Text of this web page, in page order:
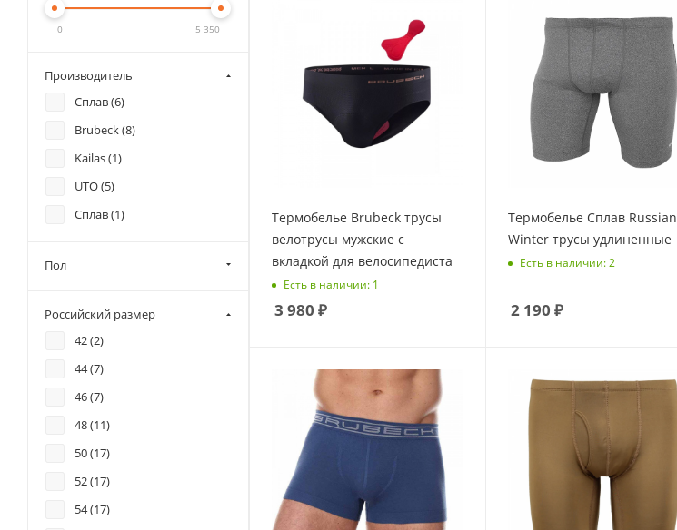
Термобелье Brubeck трусы
велотрусы мужские с
вкладкой для велосипедиста
Есть в наличии: 1
3 980 ₽
Термобелье Сплав Russian
Winter трусы удлиненные
Есть в наличии: 2
2 190 ₽
0 5 350
Производитель
Сплав (6)
Brubeck (8)
Kailas (1)
UTO (5)
Сплав (1)
Пол
Российский размер
42 (2)
44 (7)
46 (7)
48 (11)
50 (17)
52 (17)
54 (17)